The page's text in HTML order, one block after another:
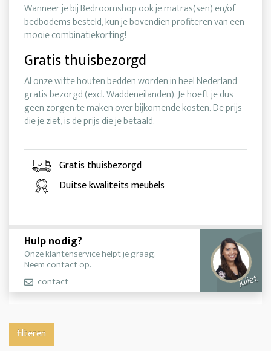
Wanneer je bij Bedroomshop ook je matras(sen) en/of
bedbodems besteld, kun je bovendien profiteren van een
mooie combinatiekorting!
Gratis thuisbezorgd
Al onze witte houten bedden worden in heel Nederland
gratis bezorgd (excl. Waddeneilanden). Je hoeft je dus
geen zorgen te maken over bijkomende kosten. De prijs
die je ziet, is de prijs die je betaald.
Gratis thuisbezorgd
Duitse kwaliteits meubels
Hulp nodig?
Onze klantenservice helpt je graag.
Neem contact op.
contact
Juliet
filteren